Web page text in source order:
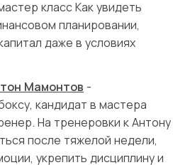
класс Как увидеть
планировании,
даже в условиях
Мамонтов -
кандидат в мастера
На тренеровки к Антону
после тяжелой недели,
укрепить дисциплину и